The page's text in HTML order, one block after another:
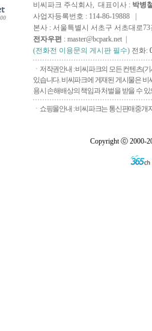
비씨파크 주식회사, 대표이사 : 박병
사업자등록번호 : 114-86-19888 |
본사 : 서울특별시 서초구 서초대로73
전자우편 : master@bcpark.net |
(전화전 이용문의 게시판 필수) 전화:
ㆍ저작권안내 : 비씨파크의 모든 컨텐츠(
있습니다. 비씨파크에 게재된 게시물은
용시 손해배상의 책임과 처벌을 받을 수
ㆍ쇼핑몰안내 : 비씨파크는 통신판매중개
Copyright ⓒ 2000-